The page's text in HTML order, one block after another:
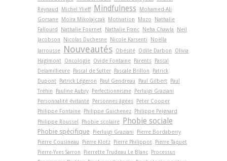
Reynaud
Michel Ylieff Mindfulness
Mohamed-Ali
Gorsane Moïra Mikolajczak Motivation Muzo
Nathalie
Fallourd
Nathalie Fournet Nathalie Franc Neha Chawla
Neil
Jacobson
Nicolas Duchesne Nicole Karsenti
Noëlla
Jarrousse
Nouveautés Obésité Odile Darbon
Olivia
Hagimont Oncologie Ovide Fontaine Parents Pascal
Delamillieure Pascal de Sutter Pascale Brillon
Patrick
Dupont Patrick Légeron Paul Gendreau Paul Gilbert Paul
Tréhin
Pauline Aubry Perfectionnisme Perluigi Graziani
Personnalité évitante Personnes âgées Peter Cooper
Philippe Fontaine Philippe Guichenez Philippe Peignard
Philippe Roussel
Phobie scolaire Phobie sociale
Phobie spécifique Pierluigi Graziani
Pierre Bordaberry
Pierre Cousineau
Pierre Klotz Pierre Philippot Pierre Taquet
Pierre-Yves Sarron
Pierrette Trudeau Le Blanc Processus